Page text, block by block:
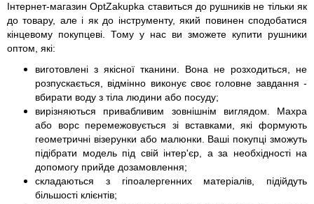
Інтернет-магазин OptZakupka ставиться до рушників не тільки як
до товару, але і як до інструменту, який повинен сподобатися
кінцевому покупцеві. Тому у нас ви зможете купити рушники
оптом, які:
виготовлені з якісної тканини. Вона не розходиться, не
розпускається, відмінно виконує своє головне завдання -
вбирати воду з тіла людини або посуду;
вирізняються привабливим зовнішнім виглядом. Махра
або ворс перемежовується зі вставками, які формують
геометричні візерунки або малюнки. Ваші покупці зможуть
підібрати модель під свій інтер'єр, а за необхідності на
допомогу прийде дозамовлення;
складаються з гіпоалергенних матеріалів, підійдуть
більшості клієнтів;